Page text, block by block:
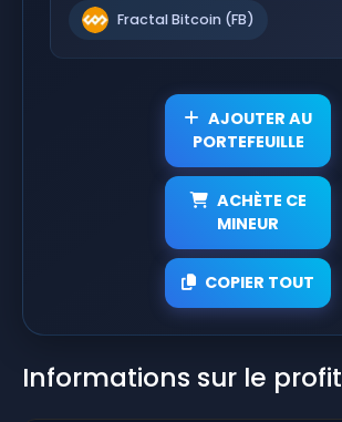
Fractal Bitcoin (FB)
AJOUTER AU
PORTEFEUILLE
ACHÈTE CE
MINEUR
COPIER TOUT
Informations sur le profit